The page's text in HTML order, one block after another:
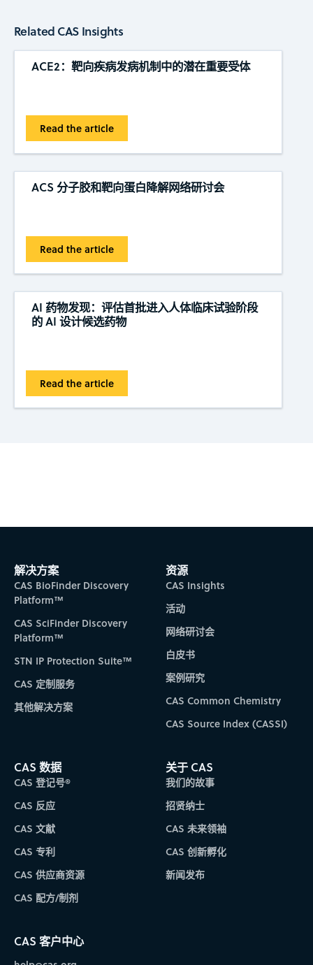
Related CAS Insights
ACE2：靶向疾病发病机制中的潜在重要受体
Read the article
ACS 分子胶和靶向蛋白降解网络研讨会
Read the article
AI 药物发现：评估首批进入人体临床试验阶段
的 AI 设计候选药物
Read the article
Subscribe to CAS Insights
解决方案
CAS BioFinder Discovery
Platform™
CAS SciFinder Discovery
Platform™
STN IP Protection Suite™
CAS 定制服务
其他解决方案
资源
CAS Insights
活动
网络研讨会
白皮书
案例研究
CAS Common Chemistry
CAS Source Index (CASSI)
CAS 数据
CAS 登记号®
CAS 反应
CAS 文献
CAS 专利
CAS 供应商资源
CAS 配方/制剂
关于 CAS
我们的故事
招贤纳士
CAS 未来领袖
CAS 创新孵化
新闻发布
CAS 客户中心